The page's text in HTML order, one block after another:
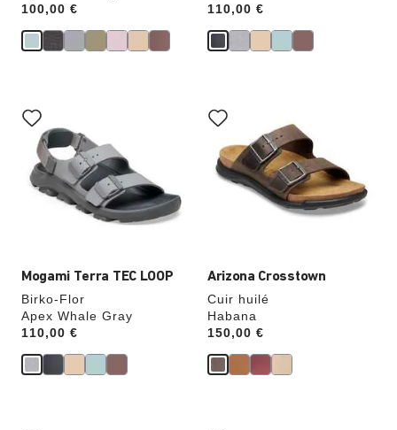
Price:
100,00 €
Price:
110,00 €
Mogami Terra TEC LOOP
Birko-Flor
Apex Whale Gray
Price:
110,00 €
sur
les
échantillons
couleurs
modifiera
Arizona Crosstown
Cuir huilé
Habana
Price:
150,00 €
sur
les
échantillons
de
couleurs
modifiera